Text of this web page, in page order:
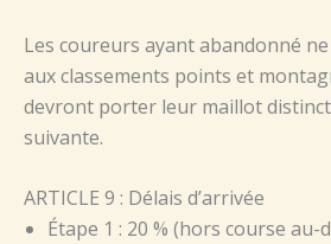
Les coureurs ayant abandonné
aux classements points et
devront porter leur maillot
suivante.
ARTICLE 9 : Délais d’arrivée
Étape 1 : 20 % (hors course au-